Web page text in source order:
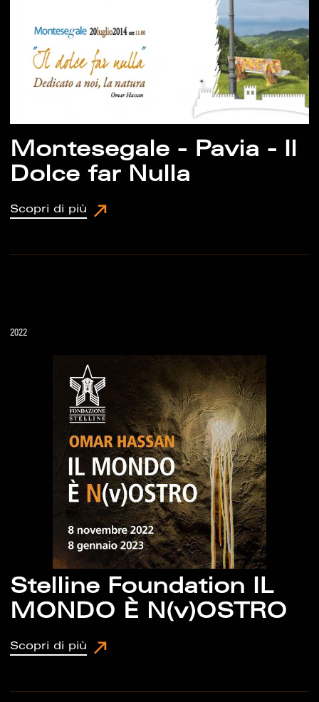
Montesegale - Pavia - Il
Dolce far Nulla
Scopri di più
2022
Stelline Foundation IL
MONDO È N(v)OSTRO
Scopri di più